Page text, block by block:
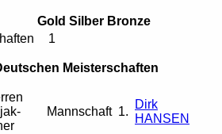
Gold Silber Bronze
1
Meisterschaften
Mannschaft 1.
Dirk
HANSEN